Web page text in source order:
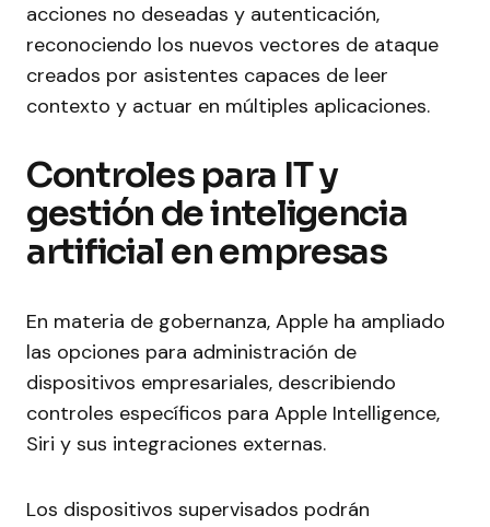
acciones no deseadas y autenticación,
reconociendo los nuevos vectores de ataque
creados por asistentes capaces de leer
contexto y actuar en múltiples aplicaciones.
Controles para IT y
gestión de inteligencia
artificial en empresas
En materia de gobernanza, Apple ha ampliado
las opciones para administración de
dispositivos empresariales, describiendo
controles específicos para Apple Intelligence,
Siri y sus integraciones externas.
Los dispositivos supervisados podrán